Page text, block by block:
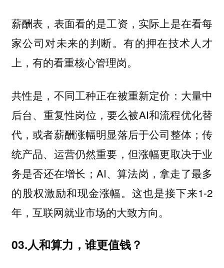
薪酬表，表面看的是工资，实际上是在看每
家公司对未来的判断。有的押在技术人才
上，有的看重核心管理岗。
共性是，不同工种正在被重新定价：大量中
后台、重复性岗位，要么被AI和流程优化替
代，或者薪酬涨幅明显落后于公司整体；传
统产品、运营仍然重要，但涨幅更取决于业
务是否还在增长；AI、算法岗，拿走了最多
的股权激励和现金涨幅。这也是接下来1-2
年，互联网就业市场的大致方向。
03.人和算力，谁更值钱？